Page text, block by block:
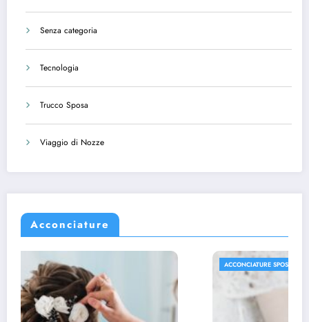
Senza categoria
Tecnologia
Trucco Sposa
Viaggio di Nozze
Acconciature
ACCONCIATURE SPOSA